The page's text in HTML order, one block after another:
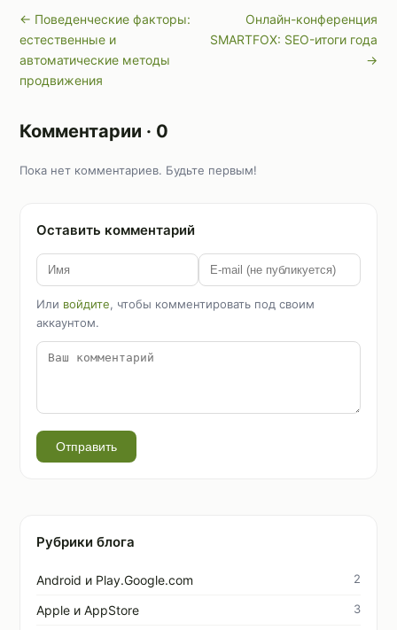
← Поведенческие факторы:
естественные и
автоматические методы
продвижения
Онлайн-конференция
SMARTFOX: SEO-итоги года
→
Комментарии · 0
Пока нет комментариев. Будьте первым!
Оставить комментарий
Или войдите, чтобы комментировать под своим
аккаунтом.
Отправить
Рубрики блога
Android и Play.Google.com 2
Apple и AppStore 3